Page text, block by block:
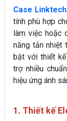
Case
tính phù hợp
làm việc hoặc
năng tản nhiệt
bật với thiết
trợ nhiều
hiệu ứng ánh
1. Thiết kế